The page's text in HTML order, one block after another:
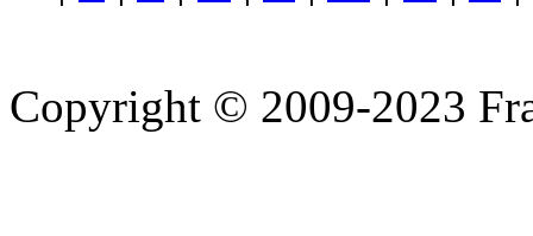
Copyright © 2009-2023